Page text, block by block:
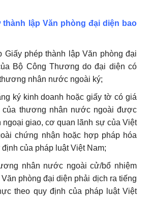
lập Văn phòng đại diện bao
phép thành lập Văn phòng đại
Bộ Công Thương do đại diện có
nhân nước ngoài ký;
ký kinh doanh hoặc giấy tờ có giá
thương nhân nước ngoài được
giao, cơ quan lãnh sự của Việt
chứng nhận hoặc hợp pháp hóa
của pháp luật Việt Nam;
nhân nước ngoài cử/bổ nhiệm
phòng đại diện phải dịch ra tiếng
theo quy định của pháp luật Việt